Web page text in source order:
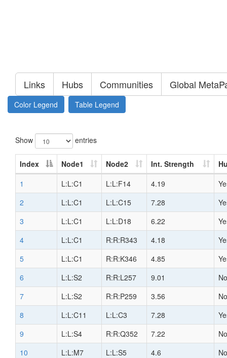
Links Hubs Communities Global
Color Legend Table Legend
Show entries
Index Node1 Node2 Int. Strength
1
L:L:C1 L:L:F14 4.19
2
L:L:C1 L:L:C15 7.28
3
L:L:C1 L:L:D18 6.22
4
L:L:C1 R:R:R343 4.18
5
L:L:C1 R:R:K346 4.85
6
L:L:S2 R:R:L257 9.01
No
7
L:L:S2 R:R:P259 3.56
No
8
L:L:C11 L:L:C3 7.28
9
L:L:S4 R:R:Q352 7.22
No
10
L:L:M7 L:L:S5 4.6 No